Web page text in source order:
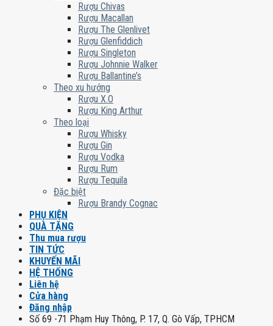
Rượu Chivas
Rượu Macallan
Rượu The Glenlivet
Rượu Glenfiddich
Rượu Singleton
Rượu Johnnie Walker
Rượu Ballantine’s
Theo xu hướng
Rượu X.O
Rượu King Arthur
Theo loại
Rượu Whisky
Rượu Gin
Rượu Vodka
Rượu Rum
Rượu Tequila
Đặc biệt
Rượu Brandy Cognac
PHỤ KIỆN
QUÀ TẶNG
Thu mua rượu
TIN TỨC
KHUYẾN MÃI
HỆ THỐNG
Liên hệ
Cửa hàng
Đăng nhập
Số 69 -71 Phạm Huy Thông, P. 17, Q. Gò Vấp, TPHCM